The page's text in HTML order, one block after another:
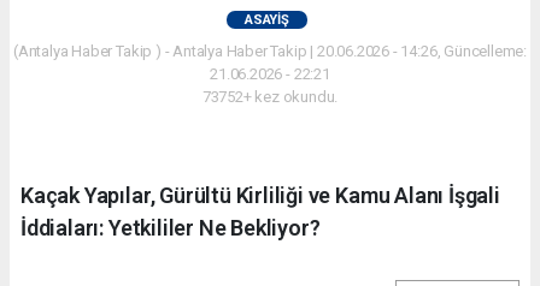
ASAYIŞ
(Antalya Haber Takip ) - Antalya Haber Takip | 20.06.2026 - 14:26, Güncelleme:
21.06.2026 - 22:21
73752+ kez okundu.
Kaçak Yapılar, Gürültü Kirliliği ve Kamu Alanı İşgali
İddiaları: Yetkililer Ne Bekliyor?